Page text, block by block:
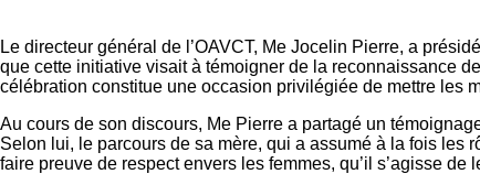
Le directeur général de l’OAVCT, Me Jocelin Pierre, a
que cette initiative visait à témoigner de la reconnaissance
célébration constitue une occasion privilégiée de mettre les
Au cours de son discours, Me Pierre a partagé un
Selon lui, le parcours de sa mère, qui a assumé à la fois les
faire preuve de respect envers les femmes, qu’il s’agisse